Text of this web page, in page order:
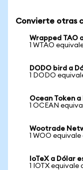
Convierte otras
Wrapped TAO
1 WTAO
DODO bird a
1 DODO
Ocean Token
1 OCEAN
Wootrade
1 WOO equivale
IoTeX a Dólar
1 IOTX equivale